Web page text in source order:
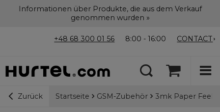
Informationen über Produkte, die aus dem Verkauf
genommen wurden »
+48 68 300 01 56 8:00 - 16:00 CONTACT
Zurück Startseite GSM-Zubehör 3mk Paper